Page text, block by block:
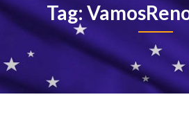
Tag: